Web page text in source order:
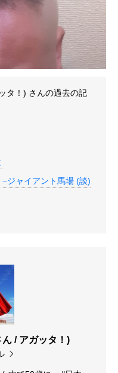
タ！) さんの過去の記
ジャイアント馬場 (談)
/ アガッタ！)